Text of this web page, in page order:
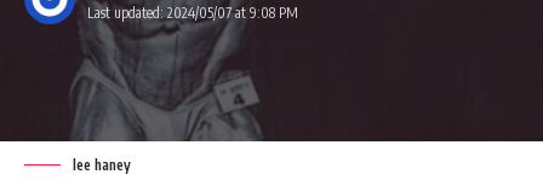
Last updated: 2024/05/07 at 9:08 PM
lee haney